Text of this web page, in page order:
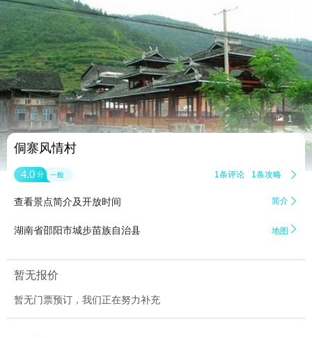
 1
侗寨风情村
4.0 分 一般 1条评论 1条攻略 
查看景点简介及开放时间 简介 
湖南省邵阳市城步苗族自治县 地图 
暂无报价
暂无门票预订，我们正在努力补充
